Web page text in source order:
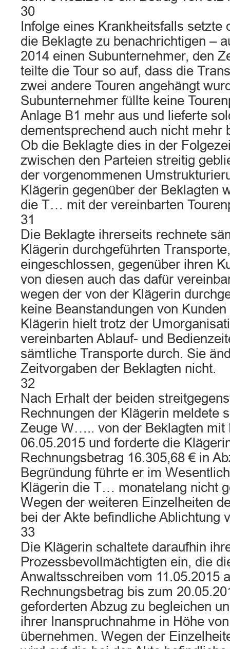
30
Infolge eines Krankheitsfalls setzte
die Beklagte zu benachrichtigen –
2014 einen Subunternehmer, den
teilte die Tour so auf, dass die
zwei andere Touren angehängt
Subunternehmer füllte keine
Anlage B1 mehr aus und lieferte
dementsprechend auch nicht mehr
Ob die Beklagte dies in der
zwischen den Parteien streitig
der vorgenommenen
Klägerin gegenüber der Beklagten
die T… mit der vereinbarten
31
Die Beklagte ihrerseits rechnete
Klägerin durchgeführten
eingeschlossen, gegenüber ihren
von diesen auch das dafür
wegen der von der Klägerin
keine Beanstandungen von
Klägerin hielt trotz der
vereinbarten Ablauf- und
sämtliche Transporte durch. Sie
Zeitvorgaben der Beklagten nicht.
32
Nach Erhalt der beiden
Rechnungen der Klägerin meldete
Zeuge W….. von der Beklagten mit
06.05.2015 und forderte die
Rechnungsbetrag 16.305,68 € in
Begründung führte er im
Klägerin die T… monatelang nicht
Wegen der weiteren Einzelheiten
bei der Akte befindliche Ablichtung
33
Die Klägerin schaltete daraufhin
Prozessbevollmächtigten ein, die
Anwaltsschreiben vom 11.05.2015
Rechnungsbetrag bis zum
geforderten Abzug zu begleichen
ihrer Inanspruchnahme in Höhe
übernehmen. Wegen der